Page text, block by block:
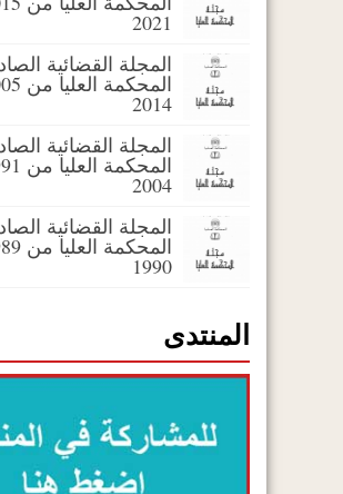
2021
المجلة القضائية
2014
المجلة القضائية
2004
المجلة القضائية
1990
المنتدى